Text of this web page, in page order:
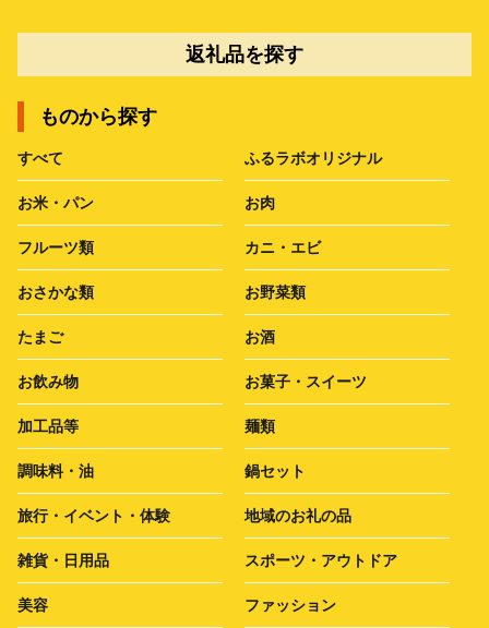
返礼品を探す
ものから探す
すべて ふるラボオリジナル
お米・パン お肉
フルーツ類 カニ・エビ
おさかな類 お野菜類
たまご お酒
お飲み物 お菓子・スイーツ
加工品等 麺類
調味料・油 鍋セット
旅行・イベント・体験 地域のお礼の品
雑貨・日用品 スポーツ・アウトドア
美容 ファッション